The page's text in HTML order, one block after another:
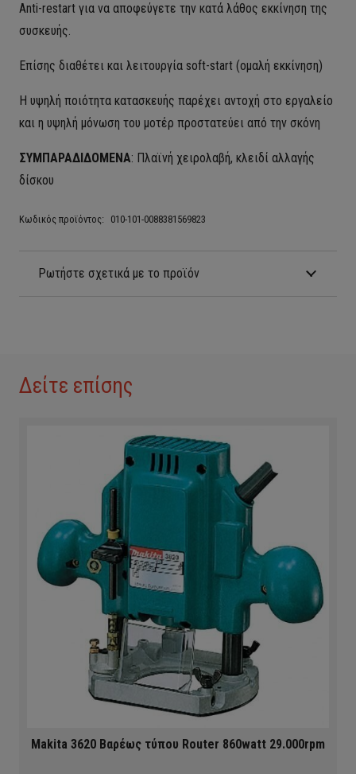
Anti-restart για να αποφεύγετε την κατά λάθος εκκίνηση της
συσκευής.
Επίσης διαθέτει και λειτουργία soft-start (ομαλή εκκίνηση)
Η υψηλή ποιότητα κατασκευής παρέχει αντοχή στο εργαλείο
και η υψηλή μόνωση του μοτέρ προστατεύει από την σκόνη
ΣΥΜΠΑΡΑΔΙΔΟΜΕΝΑ: Πλαϊνή χειρολαβή, κλειδί αλλαγής
δίσκου
Κωδικός προϊόντος: 010-101-0088381569823
Ρωτήστε σχετικά με το προϊόν
Δείτε επίσης
Makita 3620 Βαρέως τύπου Router 860watt 29.000rpm